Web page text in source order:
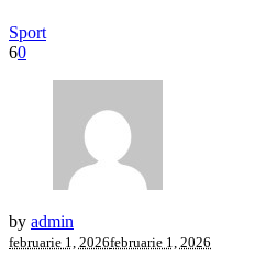
Sport
60
by admin
februarie 1, 2026februarie 1, 2026